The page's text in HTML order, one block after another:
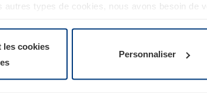
autres types de cookies, nous avons besoin de
les cookies
Personnaliser